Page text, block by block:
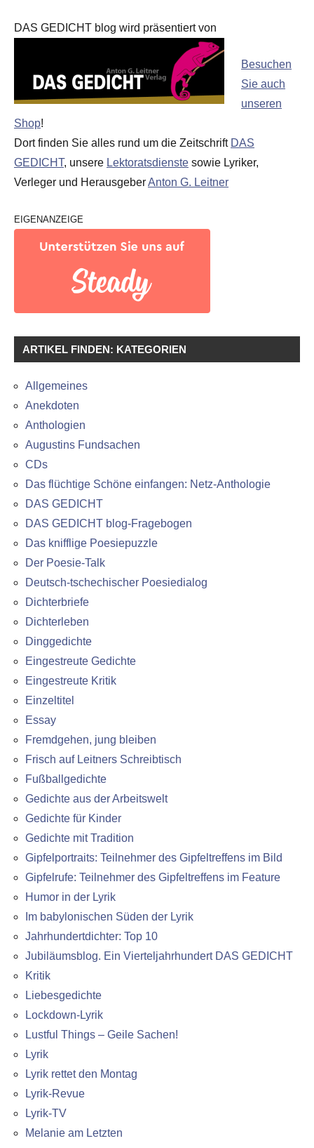
DAS GEDICHT blog wird präsentiert von
Besuchen
Sie auch
unseren
Shop!
Dort finden Sie alles rund um die Zeitschrift DAS
GEDICHT, unsere Lektoratsdienste sowie Lyriker,
Verleger und HerausgeberAnton G. Leitner
EIGENANZEIGE
ARTIKEL FINDEN: KATEGORIEN
Allgemeines
Anekdoten
Anthologien
Augustins Fundsachen
CDs
Das flüchtige Schöne einfangen: Netz-Anthologie
DAS GEDICHT
DAS GEDICHT blog-Fragebogen
Das knifflige Poesiepuzzle
Der Poesie-Talk
Deutsch-tschechischer Poesiedialog
Dichterbriefe
Dichterleben
Dinggedichte
Eingestreute Gedichte
Eingestreute Kritik
Einzeltitel
Essay
Fremdgehen, jung bleiben
Frisch auf Leitners Schreibtisch
Fußballgedichte
Gedichte aus der Arbeitswelt
Gedichte für Kinder
Gedichte mit Tradition
Gipfelportraits: Teilnehmer des Gipfeltreffens im Bild
Gipfelrufe: Teilnehmer des Gipfeltreffens im Feature
Humor in der Lyrik
Im babylonischen Süden der Lyrik
Jahrhundertdichter: Top 10
Jubiläumsblog. Ein Vierteljahrhundert DAS GEDICHT
Kritik
Liebesgedichte
Lockdown-Lyrik
Lustful Things – Geile Sachen!
Lyrik
Lyrik rettet den Montag
Lyrik-Revue
Lyrik-TV
Melanie am Letzten